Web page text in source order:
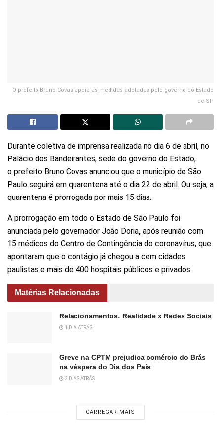
O prefeito Bruno Covas apoia as medidas adotadas pelo governo do Estado
de SP
Durante coletiva de imprensa realizada no dia 6 de abril, no
Palácio dos Bandeirantes, sede do governo do Estado,
o prefeito Bruno Covas anunciou que o município de São
Paulo seguirá em quarentena até o dia 22 de abril. Ou seja, a
quarentena é prorrogada por mais 15 dias.
A prorrogação em todo o Estado de São Paulo foi
anunciada pelo governador João Doria, após reunião com
15 médicos do Centro de Contingência do coronavírus, que
apontaram que o contágio já chegou a cem cidades
paulistas e mais de 400 hospitais públicos e privados.
Matérias Relacionadas
Relacionamentos: Realidade x Redes Sociais
1 DIA ATRÁS
Greve na CPTM prejudica comércio do Brás
na véspera do Dia dos Pais
2 DIAS ATRÁS
CARREGAR MAIS